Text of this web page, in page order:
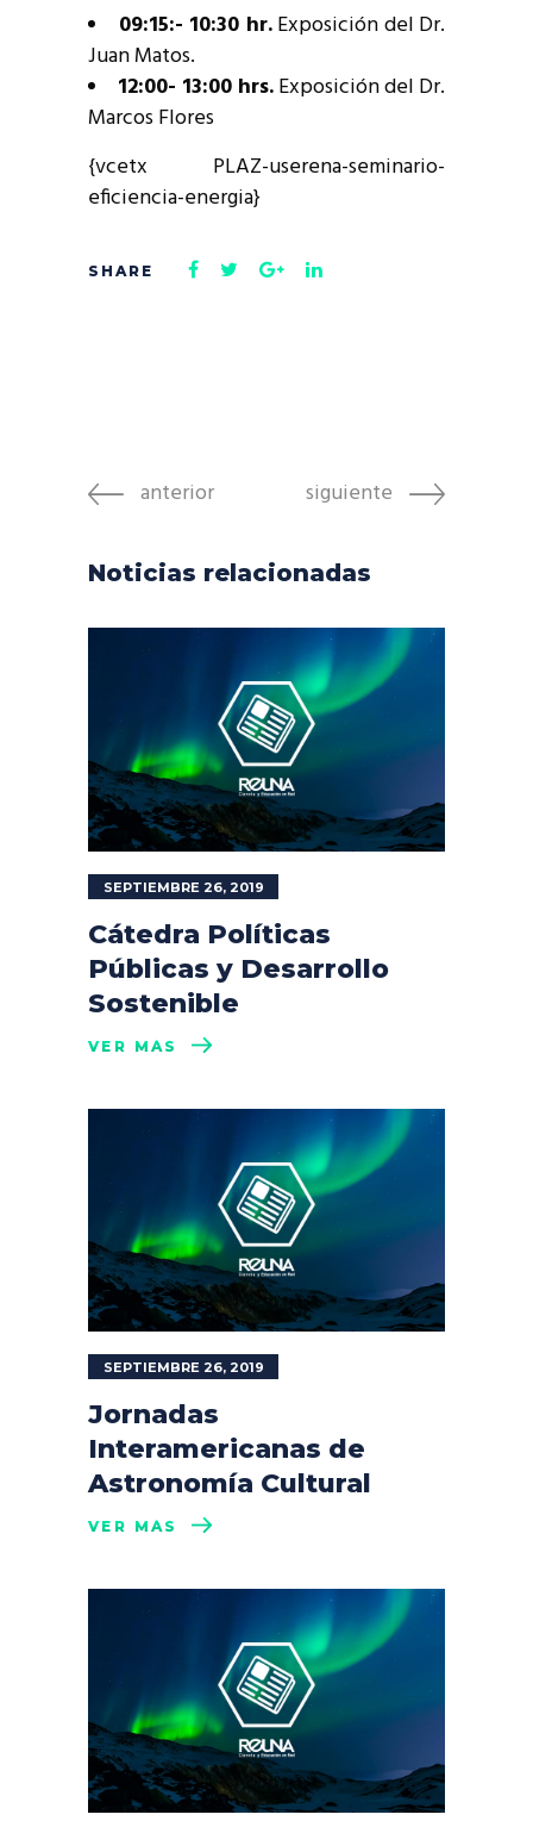
09:15:- 10:30 hr.Exposición del Dr.
Juan Matos.
12:00- 13:00 hrs.Exposición del Dr.
Marcos Flores
{vcetx PLAZ-userena-seminario-
eficiencia-energia}
anterior siguiente
Noticias relacionadas
SEPTIEMBRE 26, 2019
Cátedra Políticas
Públicas y Desarrollo
Sostenible
VER MÁS
SEPTIEMBRE 26, 2019
Jornadas
Interamericanas de
Astronomía Cultural
VER MÁS